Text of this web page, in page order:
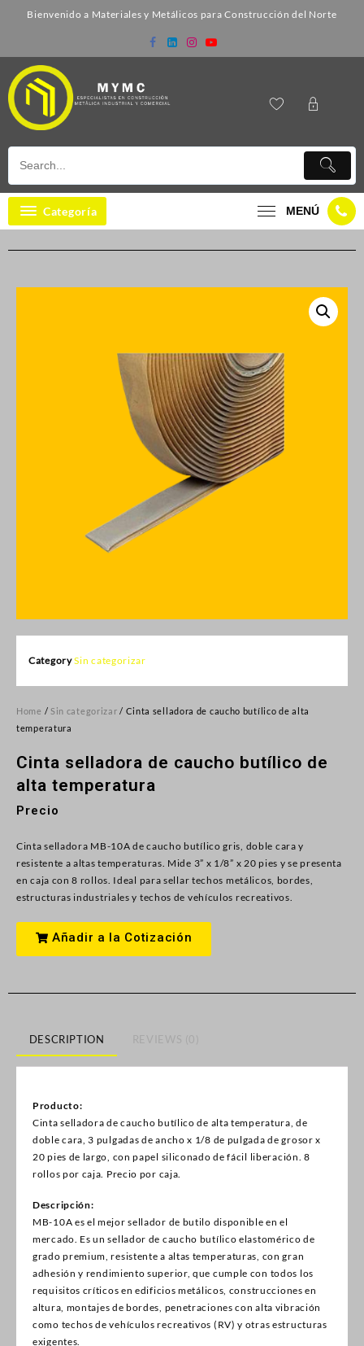
Bienvenido a Materiales y Metálicos para Construcción del Norte
Categoría MENÚ
CategorySin categorizar
Home / Sin categorizar / Cinta selladora de caucho butílico de alta
temperatura
Cinta selladora de caucho butílico de
alta temperatura
Precio
Cinta selladora MB-10A de caucho butílico gris, doble cara y
resistente a altas temperaturas. Mide 3” x 1/8” x 20 pies y se presenta
en caja con 8 rollos. Ideal para sellar techos metálicos, bordes,
estructuras industriales y techos de vehículos recreativos.
Añadir a la Cotización
DESCRIPTION REVIEWS (0)
Producto:
Cinta selladora de caucho butílico de alta temperatura, de
doble cara, 3 pulgadas de ancho x 1/8 de pulgada de grosor x
20 pies de largo, con papel siliconado de fácil liberación. 8
rollos por caja. Precio por caja.
Descripción:
MB-10A es el mejor sellador de butilo disponible en el
mercado. Es un sellador de caucho butílico elastomérico de
grado premium, resistente a altas temperaturas, con gran
adhesión y rendimiento superior, que cumple con todos los
requisitos críticos en edificios metálicos, construcciones en
altura, montajes de bordes, penetraciones con alta vibración
como techos de vehículos recreativos (RV) y otras estructuras
exigentes.